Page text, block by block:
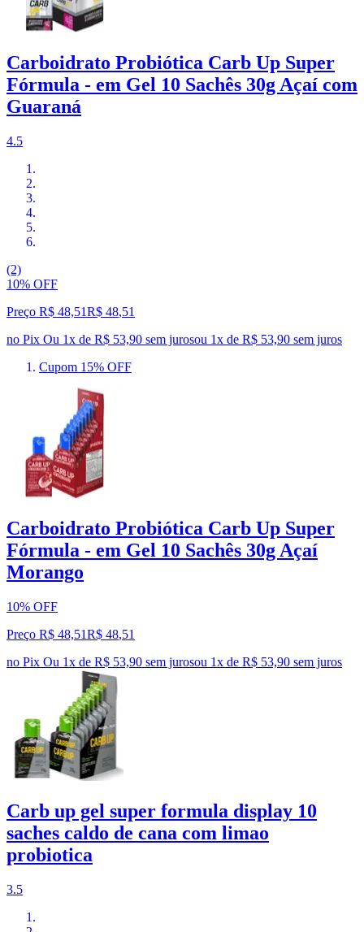
Carboidrato Probiótica Carb Up Super
Fórmula - em Gel 10 Sachês 30g Açaí com
Guaraná
4.5
(2)
10% OFF
Preço R$ 48,51R$ 48,51
no Pix Ou 1x de R$ 53,90 sem jurosou 1x de R$ 53,90 sem juros
Cupom 15% OFF
Carboidrato Probiótica Carb Up Super
Fórmula - em Gel 10 Sachês 30g Açaí
Morango
10% OFF
Preço R$ 48,51R$ 48,51
no Pix Ou 1x de R$ 53,90 sem jurosou 1x de R$ 53,90 sem juros
Carb up gel super formula display 10
saches caldo de cana com limao
probiotica
3.5